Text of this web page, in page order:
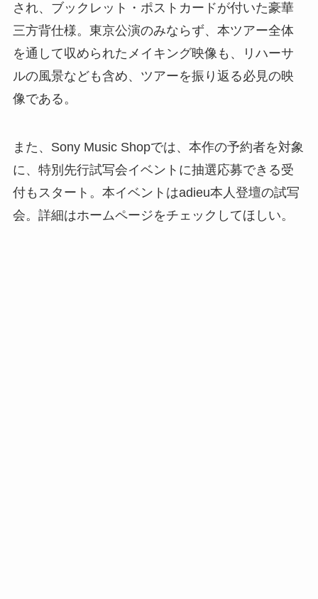
され、ブックレット・ポストカードが付いた豪華
三方背仕様。東京公演のみならず、本ツアー全体
を通して収められたメイキング映像も、リハーサ
ルの風景なども含め、ツアーを振り返る必見の映
像である。
また、Sony Music Shopでは、本作の予約者を対象
に、特別先行試写会イベントに抽選応募できる受
付もスタート。本イベントはadieu本人登壇の試写
会。詳細はホームページをチェックしてほしい。